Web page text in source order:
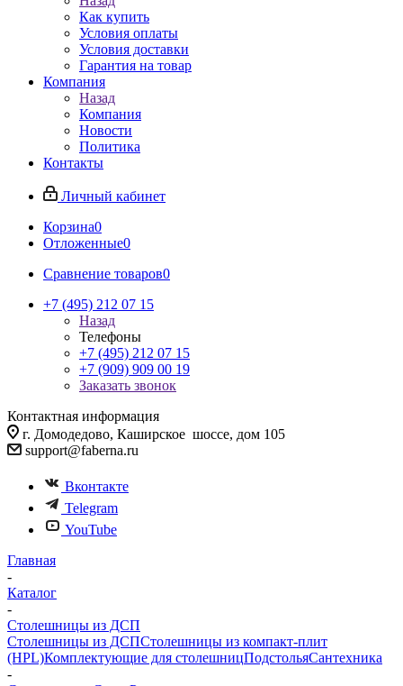
Как купить
Условия оплаты
Условия доставки
Гарантия на товар
Компания
Назад
Компания
Новости
Политика
Контакты
Личный кабинет
Корзина0
Отложенные0
Сравнение товаров0
+7 (495) 212 07 15
Назад
Телефоны
+7 (495) 212 07 15
+7 (909) 909 00 19
Заказать звонок
Контактная информация
г. Домодедово, Каширское шоссе, дом 105
support@faberna.ru
Вконтакте
Telegram
YouTube
Главная
-
Каталог
-
Столешницы из ДСП
Столешницы из ДСПСтолешницы из компакт-плит
(HPL)Комплектующие для столешницПодстольяСантехника
-